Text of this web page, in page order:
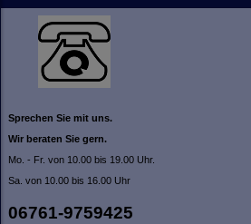
Sprechen Sie mit uns.
Wir beraten Sie gern.
Mo. - Fr. von 10.00 bis 19.00 Uhr.
Sa. von 10.00 bis 16.00 Uhr
06761-9759425